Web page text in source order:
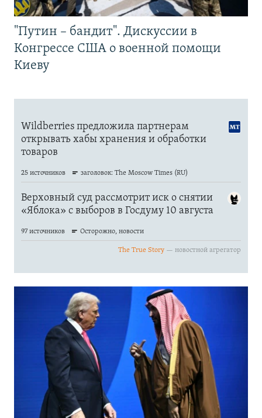
"Путин – бандит". Дискуссии в
Конгрессе США о военной помощи
Киеву